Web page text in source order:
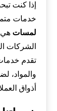
إذا كنت
خدمات
لمسات هي
الشركات
تقدم
والمواد،
أذواق